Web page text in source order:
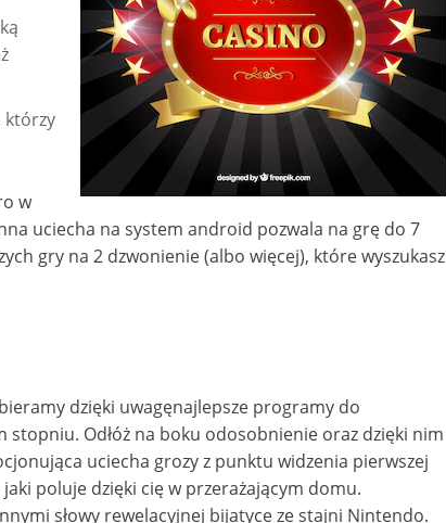
którzy
w
uciecha na system android pozwala na grę do 7
gry na 2 dzwonienie (albo więcej), które wyszukasz
dzięki uwagęnajlepsze programy do
Odłóż na boku odosobnienie oraz dzięki nim
uciecha grozy z punktu widzenia pierwszej
poluje dzięki cię w przerażającym domu.
słowy rewelacyjnej bijatyce ze stajni Nintendo.